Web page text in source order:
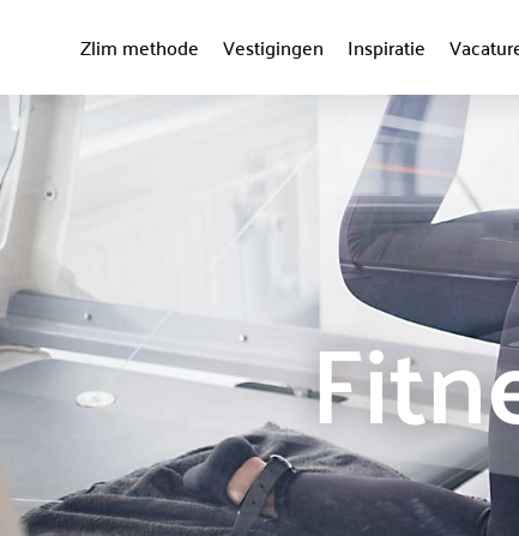
Zlim methode Vestigingen Inspiratie